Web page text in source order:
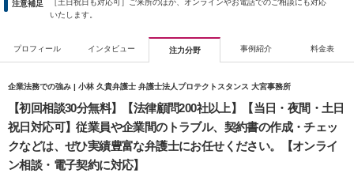
注意補足
［土日祝日も対応可］ご来所のほか、オンラインやお電話でのご相談にも対応
いたします。
プロフィール インタビュー 注力分野 事例紹介 料金表
企業法務での強み | 小林 久貴弁護士 弁護士法人プロテクトスタンス 大宮事務所
【初回相談30分無料】【法律顧問200社以上】【当日・夜間・土日
祝日対応可】従業員や企業間のトラブル、契約書の作成・チェッ
クなどは、ぜひ実績豊富な弁護士にお任せください。【オンライ
ン相談・電子契約に対応】